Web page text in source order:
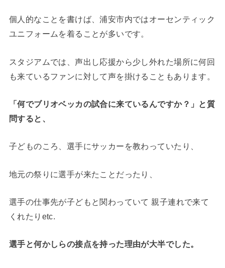
個人的なことを書けば、浦安市内ではオーセンティック
ユニフォームを着ることが多いです。
スタジアムでは、声出し応援から少し外れた場所に何回
も来ているファンに対して声を掛けることもあります。
「何でブリオベッカの試合に来ているんですか？」と質
問すると、
子どものころ、選手にサッカーを教わっていたり、
地元の祭りに選手が来たことだったり、
選手の仕事先が子どもと関わっていて 親子連れで来て
くれたりetc.
選手と何かしらの接点を持った理由が大半でした。